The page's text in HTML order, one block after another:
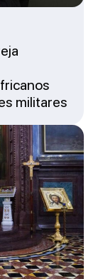
militares